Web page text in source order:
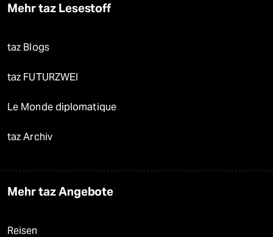
Mehr taz Lesestoff
taz Blogs
taz FUTURZWEI
Le Monde diplomatique
taz Archiv
Mehr taz Angebote
Reisen